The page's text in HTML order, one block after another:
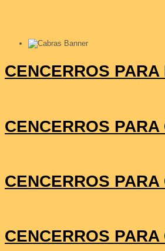
CENCERROS PARA
CENCERROS
CENCERROS
CENCERROS